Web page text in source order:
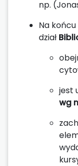
np.
Na
dział
jest
wg